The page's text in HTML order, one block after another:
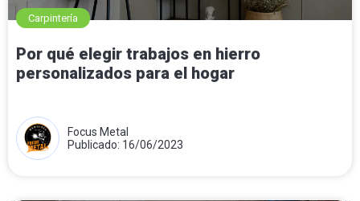
Carpintería
Por qué elegir trabajos en hierro
personalizados para el hogar
Focus Metal
Publicado: 16/06/2023